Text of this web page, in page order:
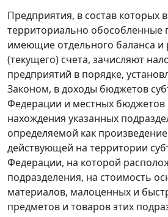
Предприятия, в состав которых
территориально обособленные
имеющие отдельного баланса и
(текущего) счета, зачисляют
предприятий в порядке,
Законом, в доходы бюджетов
Федерации и местных бюджетов
нахождения указанных
определяемой как
действующей на территории
Федерации, на которой
подразделения, на стоимость
материалов, малоценных и
предметов и товаров этих